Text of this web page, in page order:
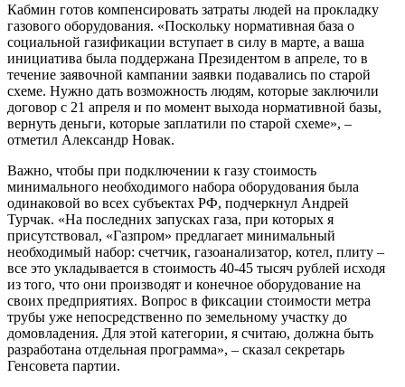
Кабмин готов компенсировать затраты людей на прокладку
газового оборудования. «Поскольку нормативная база о
социальной газификации вступает в силу в марте, а ваша
инициатива была поддержана Президентом в апреле, то в
течение заявочной кампании заявки подавались по старой
схеме. Нужно дать возможность людям, которые заключили
договор с 21 апреля и по момент выхода нормативной базы,
вернуть деньги, которые заплатили по старой схеме», –
отметил Александр Новак.
Важно, чтобы при подключении к газу стоимость
минимального необходимого набора оборудования была
одинаковой во всех субъектах РФ, подчеркнул Андрей
Турчак. «На последних запусках газа, при которых я
присутствовал, «Газпром» предлагает минимальный
необходимый набор: счетчик, газоанализатор, котел, плиту –
все это укладывается в стоимость 40-45 тысяч рублей исходя
из того, что они производят и конечное оборудование на
своих предприятиях. Вопрос в фиксации стоимости метра
трубы уже непосредственно по земельному участку до
домовладения. Для этой категории, я считаю, должна быть
разработана отдельная программа», – сказал секретарь
Генсовета партии.